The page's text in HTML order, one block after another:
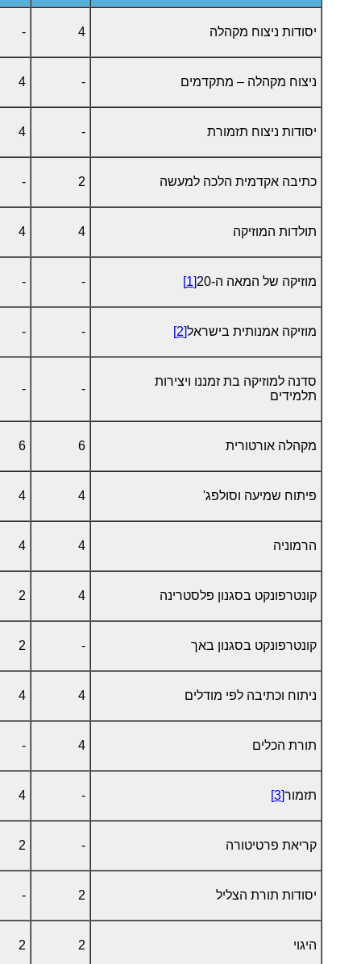
יסודות ניצוח מקהלה 4
-
ניצוח מקהלה – מתקדמים -
4
יסודות ניצוח תזמורת -
4
כתיבה אקדמית הלכה למעשה 2
-
תולדות המוזיקה 4
4
מוזיקה של המאה ה-20 [1]
-
-
מוזיקה אמנותית בישראל[2]
-
-
סדנה למוזיקה בת זמננו ויצירות
תלמידים
-
-
מקהלה אורטורית 6
6
פיתוח שמיעה וסולפג' 4
4
הרמוניה 4
4
קונטרפונקט בסגנון פלסטרינה 4
2
קונטרפונקט בסגנון באך -
2
ניתוח וכתיבה לפי מודלים 4
4
תורת הכלים 4
-
תזמור[3]
-
4
קריאת פרטיטורה -
2
יסודות תורת הצליל 2
-
היגוי 2
2